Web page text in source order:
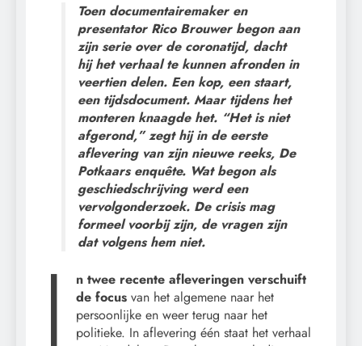
Toen documentairemaker en
presentator Rico Brouwer begon aan
zijn serie over de coronatijd, dacht
hij het verhaal te kunnen afronden in
veertien delen. Een kop, een staart,
een tijdsdocument. Maar tijdens het
monteren knaagde het. “Het is niet
afgerond,” zegt hij in de eerste
aflevering van zijn nieuwe reeks, De
Potkaars enquête. Wat begon als
geschiedschrijving werd een
vervolgonderzoek. De crisis mag
formeel voorbij zijn, de vragen zijn
dat volgens hem niet.
I
n twee recente afleveringen verschuift
de focus van het algemene naar het
persoonlijke en weer terug naar het
politieke. In aflevering één staat het verhaal